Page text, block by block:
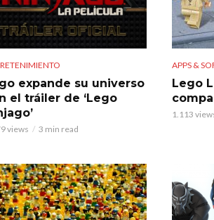
expande su universo
el tráiler de ‘Lego
views 3 min read
APPS &
Lego
1.113